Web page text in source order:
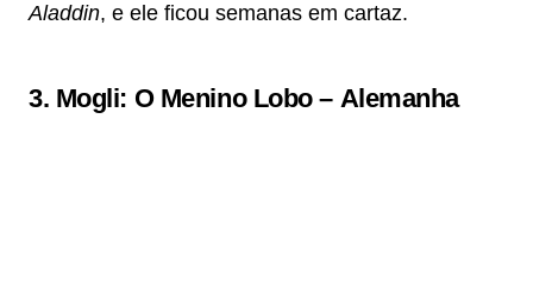
Aladdin, e ele ficou semanas em cartaz.
3. Mogli: O Menino Lobo– Alemanha